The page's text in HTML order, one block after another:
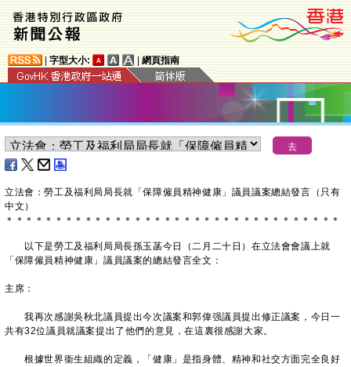
字型大小: 網頁指南
立法會：勞工及福利局局長就「保障僱員精神健康」議員議案總結發言（只有
中文）
＊ ＊ ＊ ＊ ＊ ＊ ＊ ＊ ＊ ＊ ＊ ＊ ＊ ＊ ＊ ＊ ＊ ＊ ＊ ＊ ＊ ＊ ＊ ＊ ＊ ＊ ＊ ＊ ＊ ＊ ＊ ＊ ＊ ＊
以下是勞工及福利局局長孫玉菡今日（二月二十日）在立法會會議上就
「保障僱員精神健康」議員議案的總結發言全文：
主席：
我再次感謝吳秋北議員提出今次議案和郭偉强議員提出修正議案，今日一
共有32位議員就議案提出了他們的意見，在這裏很感謝大家。
根據世界衞生組織的定義，「健康」是指身體、精神和社交方面完全良好